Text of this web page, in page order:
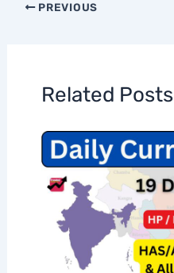
PREVIOUS
Related Posts